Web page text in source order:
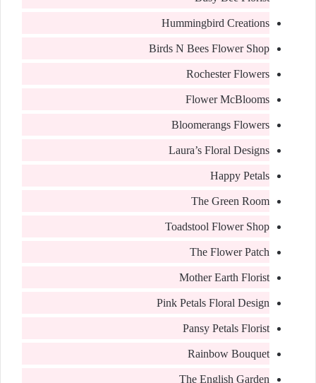
Hummingbird Creations
Birds N Bees Flower Shop
Rochester Flowers
Flower McBlooms
Bloomerangs Flowers
Laura’s Floral Designs
Happy Petals
The Green Room
Toadstool Flower Shop
The Flower Patch
Mother Earth Florist
Pink Petals Floral Design
Pansy Petals Florist
Rainbow Bouquet
The English Garden